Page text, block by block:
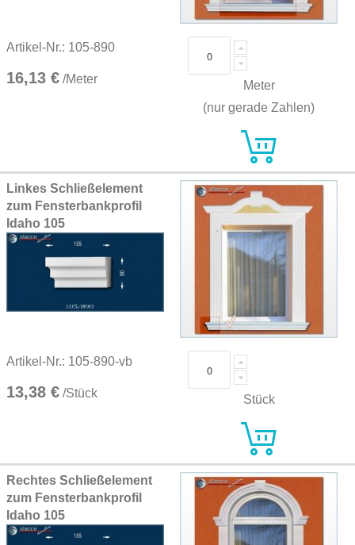
Artikel-Nr.: 105-890
16,13 € /Meter
Meter
(nur gerade Zahlen)
Linkes Schließelement
zum Fensterbankprofil
Idaho 105
Artikel-Nr.: 105-890-vb
13,38 € /Stück Stück
Rechtes Schließelement
zum Fensterbankprofil
Idaho 105